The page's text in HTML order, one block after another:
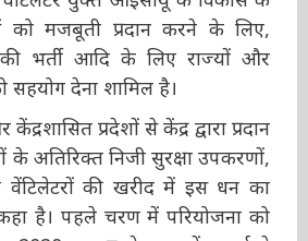
ब्लॉक, वेंटिलेटर युक्त आईसीयू
को मजबूती प्रदान
कर्मियों की भर्ती आदि के लिए
प्रदेशों को सहयोग देना शामिल
केंद्रशासित प्रदेशों से केंद्र द्वारा
के अतिरिक्त निजी सुरक्षा
और वेंटिलेटरों की खरीद में